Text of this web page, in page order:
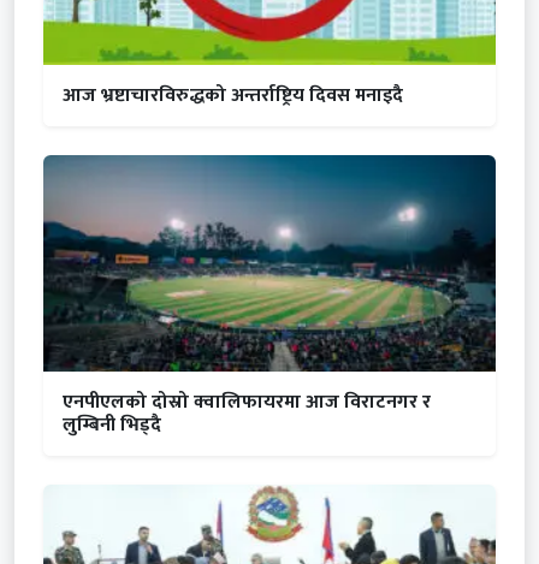
आज भ्रष्टाचारविरुद्धको अन्तर्राष्ट्रिय दिवस मनाइदै
एनपीएलको दोस्रो क्वालिफायरमा आज विराटनगर र
लुम्बिनी भिड्दै